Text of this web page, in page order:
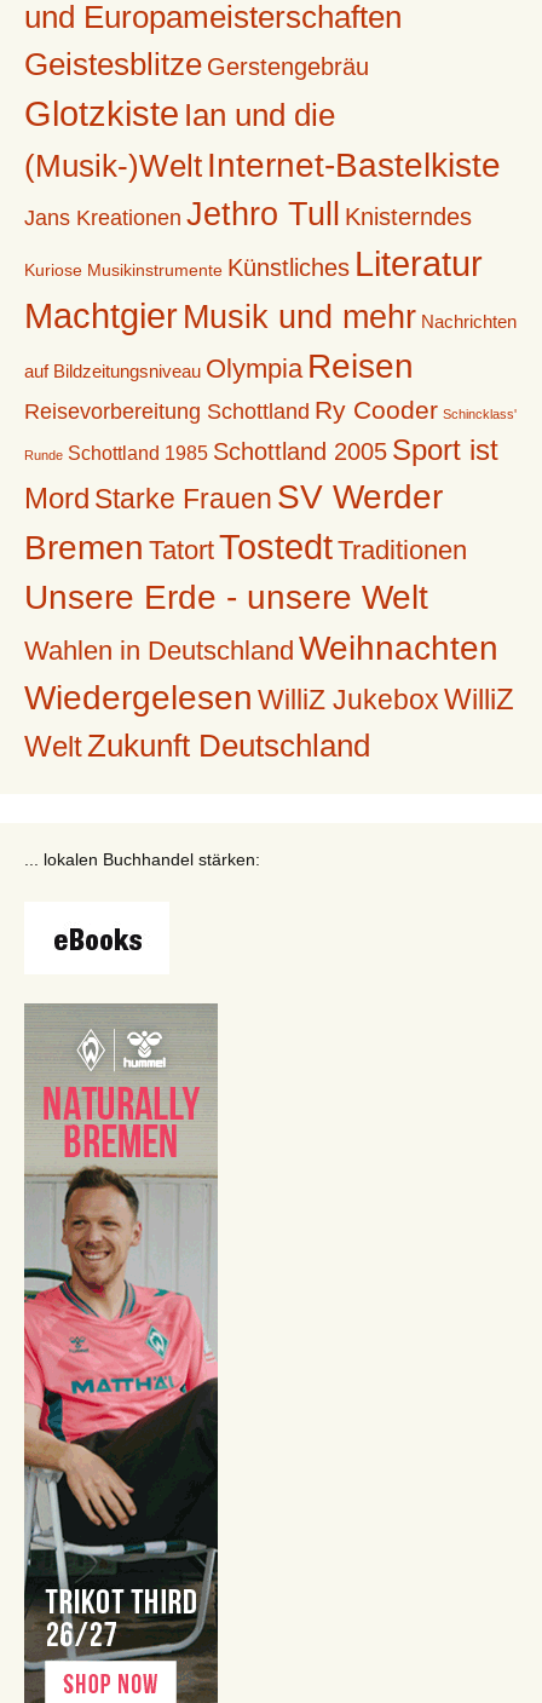
und Europameisterschaften
Geistesblitze Gerstengebräu
Glotzkiste Ian und die
(Musik-)Welt Internet-Bastelkiste
Jans Kreationen Jethro Tull Knisterndes
Kuriose Musikinstrumente Künstliches Literatur
MachtgierMusik und mehr Nachrichten
auf Bildzeitungsniveau Olympia Reisen
Reisevorbereitung Schottland Ry Cooder Schincklass'
Runde Schottland 1985 Schottland 2005 Sport ist
Mord Starke Frauen SV Werder
Bremen TatortTostedtTraditionen
Unsere Erde - unsere Welt
Wahlen in Deutschland Weihnachten
Wiedergelesen WilliZ Jukebox WilliZ
WeltZukunft Deutschland
... lokalen Buchhandel stärken: